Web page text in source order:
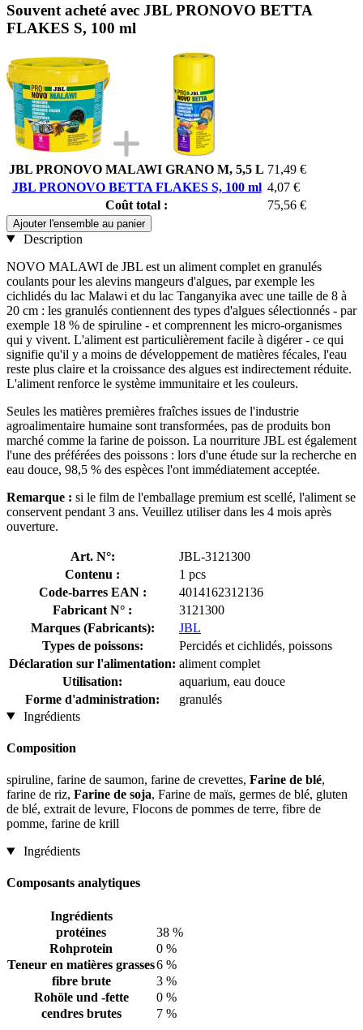
Souvent acheté avec JBL PRONOVO BETTA
FLAKES S, 100 ml
JBL PRONOVO MALAWI GRANO M, 5,5 L 71,49 €
JBL PRONOVO BETTA FLAKES S, 100 ml 4,07 €
Coût total :
75,56 €
Ajouter l'ensemble au panier
Description
NOVO MALAWI de JBL est un aliment complet en granulés
coulants pour les alevins mangeurs d'algues, par exemple les
cichlidés du lac Malawi et du lac Tanganyika avec une taille de 8 à
20 cm : les granulés contiennent des types d'algues sélectionnés - par
exemple 18 % de spiruline - et comprennent les micro-organismes
qui y vivent. L'aliment est particulièrement facile à digérer - ce qui
signifie qu'il y a moins de développement de matières fécales, l'eau
reste plus claire et la croissance des algues est indirectement réduite.
L'aliment renforce le système immunitaire et les couleurs.
Seules les matières premières fraîches issues de l'industrie
agroalimentaire humaine sont transformées, pas de produits bon
marché comme la farine de poisson. La nourriture JBL est également
l'une des préférées des poissons : lors d'une étude sur la recherche en
eau douce, 98,5 % des espèces l'ont immédiatement acceptée.
Remarque : si le film de l'emballage premium est scellé, l'aliment se
conservent pendant 3 ans. Veuillez utiliser dans les 4 mois après
ouverture.
Art. N°:
JBL-3121300
Contenu :
1 pcs
Code-barres EAN :
4014162312136
Fabricant N° :
3121300
Marques (Fabricants):
JBL
Types de poissons:
Percidés et cichlidés, poissons
Déclaration sur l'alimentation: aliment complet
Utilisation:
aquarium, eau douce
Forme d'administration:
granulés
Ingrédients
Composition
spiruline, farine de saumon, farine de crevettes, Farine de blé,
farine de riz, Farine de soja, Farine de maïs, germes de blé, gluten
de blé, extrait de levure, Flocons de pommes de terre, fibre de
pomme, farine de krill
Ingrédients
Composants analytiques
Ingrédients
protéines
38 %
Rohprotein
0 %
Teneur en matières grasses6 %
fibre brute
3 %
Rohöle und -fette
0 %
cendres brutes
7 %